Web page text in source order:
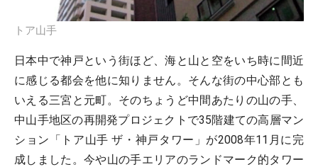
トア山手
日本中で神戸という街ほど、海と山と空をいち時に間近
に感じる都会を他に知りません。そんな街の中心部とも
いえる三宮と元町。そのちょうど中間あたりの山の手、
中山手地区の再開発プロジェクトで35階建ての高層マン
ション「トア山手 ザ・神戸タワー」が2008年11月に完
成しました。今や山の手エリアのランドマーク的タワー